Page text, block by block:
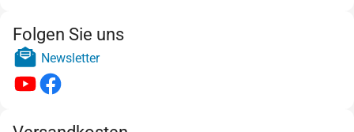
Folgen Sie uns
Newsletter